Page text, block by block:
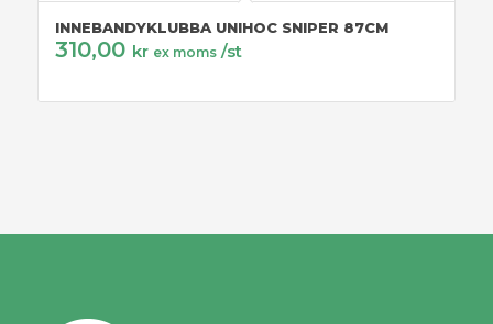
INNEBANDYKLUBBA UNIHOC SNIPER 87CM
310,00 kr ex moms /st